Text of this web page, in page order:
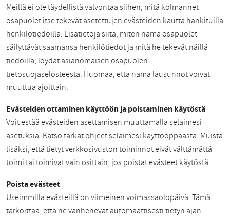
Meillä ei ole täydellistä valvontaa siihen, mitä kolmannet
osapuolet itse tekevät asetettujen evästeiden kautta hankituilla
henkilötiedoilla. Lisätietoja siitä, miten nämä osapuolet
säilyttävät saamansa henkilötiedot ja mitä he tekevät näillä
tiedoilla, löydät asianomaisen osapuolen
tietosuojaselosteesta. Huomaa, että nämä lausunnot voivat
muuttua ajoittain.
Evästeiden ottaminen käyttöön ja poistaminen käytöstä
Voit estää evästeiden asettamisen muuttamalla selaimesi
asetuksia. Katso tarkat ohjeet selaimesi käyttöoppaasta. Muista
lisäksi, että tietyt verkkosivuston toiminnot eivät välttämättä
toimi tai toimivat vain osittain, jos poistat evästeet käytöstä.
Poista evästeet
Useimmilla evästeillä on viimeinen voimassaolopäivä. Tämä
tarkoittaa, että ne vanhenevat automaattisesti tietyn ajan